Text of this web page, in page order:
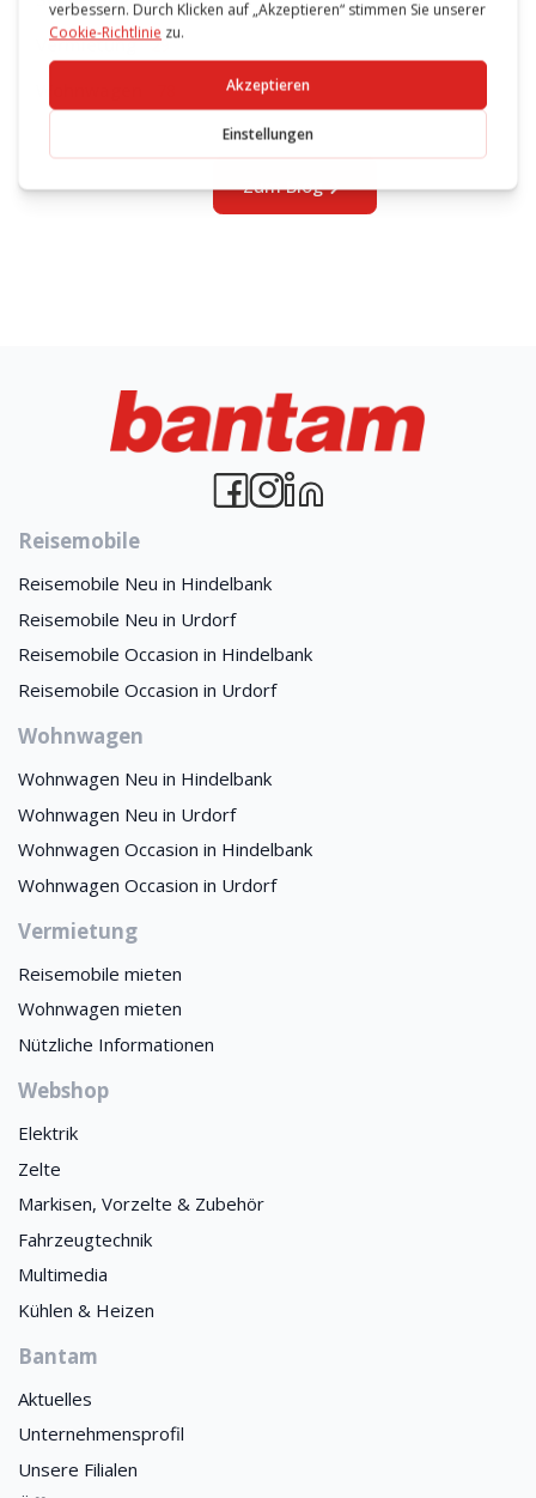
Vermietung 29
Zum Blog
Reisemobile
Reisemobile Neu in Hindelbank
Reisemobile Neu in Urdorf
Reisemobile Occasion in Hindelbank
Reisemobile Occasion in Urdorf
Wohnwagen
Wohnwagen Neu in Hindelbank
Wohnwagen Neu in Urdorf
Wohnwagen Occasion in Hindelbank
Wohnwagen Occasion in Urdorf
Vermietung
Reisemobile mieten
Wohnwagen mieten
Nützliche Informationen
Webshop
Elektrik
Zelte
Markisen, Vorzelte & Zubehör
Fahrzeugtechnik
Multimedia
Kühlen & Heizen
Bantam
Aktuelles
Unternehmensprofil
Unsere Filialen